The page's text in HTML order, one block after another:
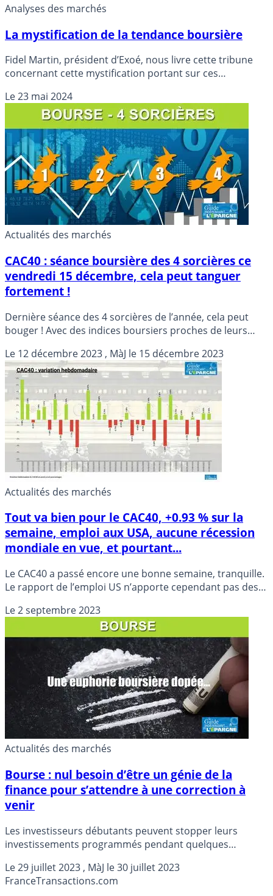
Analyses des marchés
La mystification de la tendance boursière
Fidel Martin, président d’Exoé, nous livre cette tribune
concernant cette mystification portant sur ces
Le23 mai 2024
Actualités des marchés
CAC40 : séance boursière des 4 sorcières ce
vendredi 15 décembre, cela peut tanguer
fortement !
Dernière séance des 4 sorcières de l’année, cela peut
bouger ! Avec des indices boursiers proches de leurs
les sanctions peuvent être fortes et rapides.
Le 12 décembre 2023 , MàJ le 15 décembre 2023
Actualités des marchés
Tout va bien pour le CAC40, +0.93 % sur la
semaine, emploi aux USA, aucune récession
mondiale en vue, et pourtant...
Le CAC40 a passé encore une bonne semaine, tranquille.
Le rapport de l’emploi US n’apporte cependant pas des
Le2 septembre 2023
Actualités des marchés
Bourse : nul besoin d’être un génie de la
finance pour s’attendre à une correction à
venir
Les investisseurs débutants peuvent stopper leurs
investissements programmés pendant quelques
teneurs de position dès la rentrée.
Le29 juillet 2023 , MàJ le30 juillet 2023
FranceTransactions.com